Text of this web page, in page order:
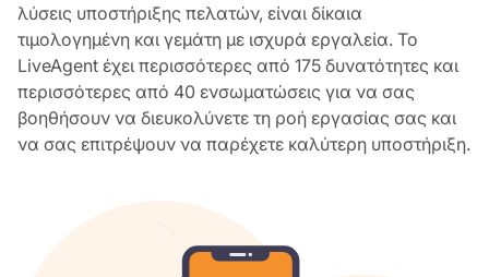
λύσεις υποστήριξης πελατών, είναι δίκαια
τιμολογημένη και γεμάτη με ισχυρά εργαλεία. Το
LiveAgent έχει περισσότερες από 175 δυνατότητες και
περισσότερες από 40 ενσωματώσεις για να σας
βοηθήσουν να διευκολύνετε τη ροή εργασίας σας και
να σας επιτρέψουν να παρέχετε καλύτερη υποστήριξη.